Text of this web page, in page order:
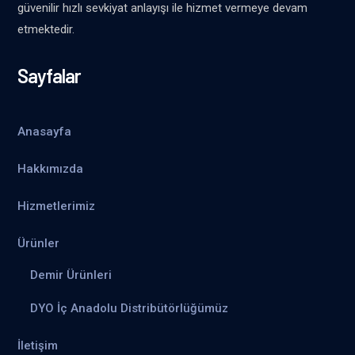
güvenilir hızlı sevkiyat anlayışı ile hizmet vermeye devam
etmektedir.
Sayfalar
Anasayfa
Hakkımızda
Hizmetlerimiz
Ürünler
Demir Ürünleri
DYO İç Anadolu Distribütörlüğümüz
İletişim